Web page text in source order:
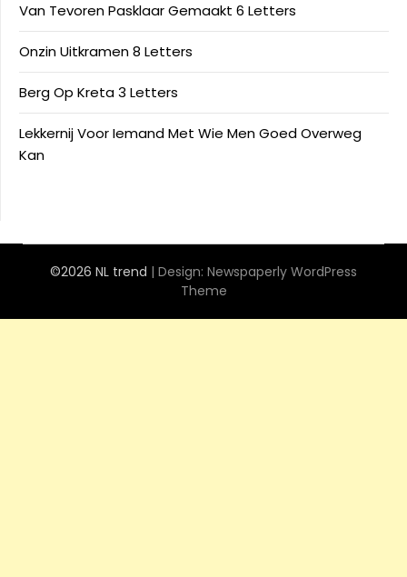
Van Tevoren Pasklaar Gemaakt 6 Letters
Onzin Uitkramen 8 Letters
Berg Op Kreta 3 Letters
Lekkernij Voor Iemand Met Wie Men Goed Overweg
Kan
©2026 NL trend | Design: Newspaperly WordPress
Theme